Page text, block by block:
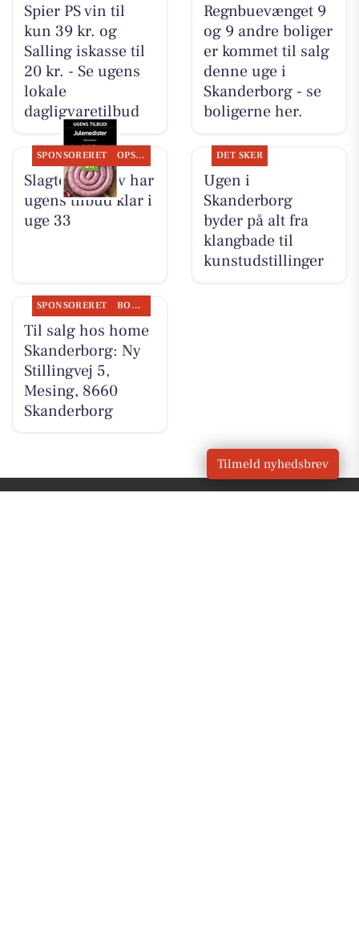
Spier PS vin til
kun 39 kr. og
Salling iskasse til
20 kr. - Se ugens
lokale
dagligvaretilbud
Regnbuevænget 9
og 9 andre boliger
er kommet til salg
denne uge i
Skanderborg - se
boligerne her.
SPONSORERET OPSLAGSTAVLEN
Slagter Byskov har
ugens tilbud klar i
uge 33
DET SKER
Ugen i
Skanderborg
byder på alt fra
klangbade til
kunstudstillinger
SPONSORERET BOLIGMARKED
Til salg hos home
Skanderborg: Ny
Stillingvej 5,
Mesing, 8660
Skanderborg
Tilmeld nyhedsbrev